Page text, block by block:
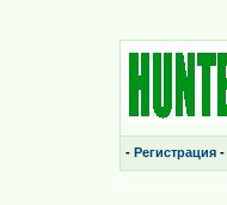
- Регистрация -